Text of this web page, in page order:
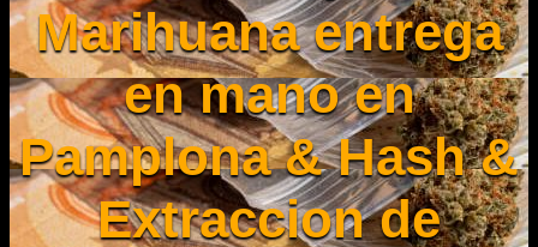
Marihuana entrega
en mano en
Pamplona & Hash &
Extraccion de